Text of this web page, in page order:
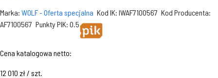
Marka: WOLF - Oferta specjalna Kod IK: IWAF7100567 Kod Producenta:
AF7100567 Punkty PIK: 0.5
Cena katalogowa netto:
12 010 zł / szt.